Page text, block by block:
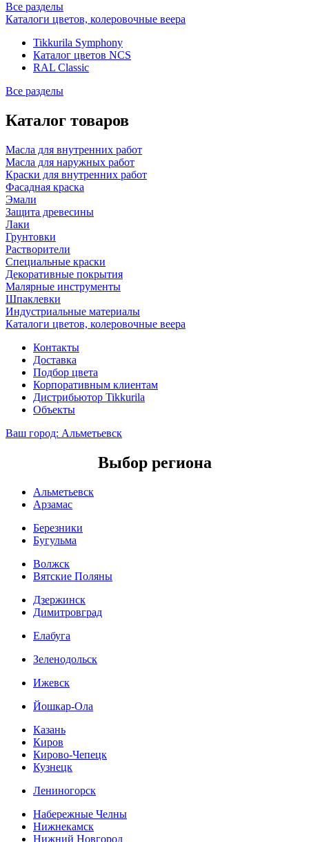
Все разделы
Каталоги цветов, колеровочные веера
Tikkurila Symphony
Каталог цветов NCS
RAL Classic
Все разделы
Каталог товаров
Масла для внутренних работ
Масла для наружных работ
Краски для внутренних работ
Фасадная краска
Эмали
Защита древесины
Лаки
Грунтовки
Растворители
Специальные краски
Декоративные покрытия
Малярные инструменты
Шпаклевки
Индустриальные материалы
Каталоги цветов, колеровочные веера
Контакты
Доставка
Подбор цвета
Корпоративным клиентам
Дистрибьютор Tikkurila
Объекты
Ваш город: Альметьевск
Выбор региона
Альметьевск
Арзамас
Березники
Бугульма
Волжск
Вятские Поляны
Дзержинск
Димитровград
Елабуга
Зеленодольск
Ижевск
Йошкар-Ола
Казань
Киров
Кирово-Чепецк
Кузнецк
Лениногорск
Набережные Челны
Нижнекамск
Нижний Новгород